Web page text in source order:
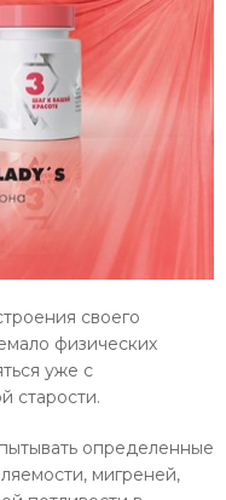
своего
физических
уже с
старости.
определенные
мигреней,